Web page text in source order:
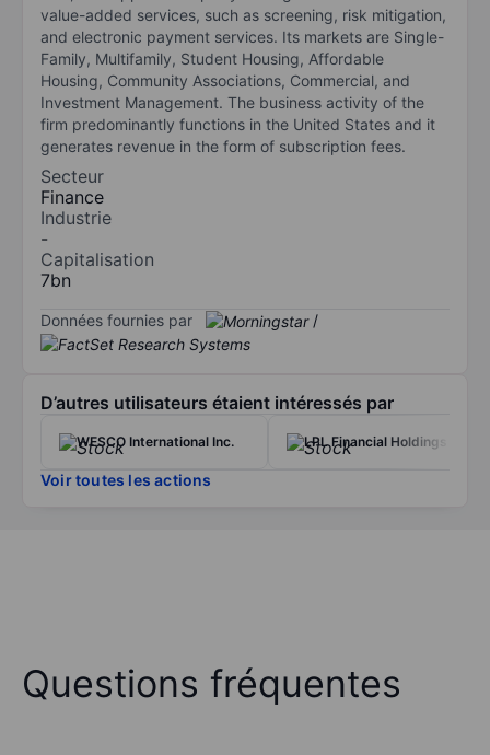
value-added services, such as screening, risk mitigation,
and electronic payment services. Its markets are Single-
Family, Multifamily, Student Housing, Affordable
Housing, Community Associations, Commercial, and
Investment Management. The business activity of the
firm predominantly functions in the United States and it
generates revenue in the form of subscription fees.
Secteur
Finance
Industrie
-
Capitalisation
7bn
Données fournies par /
D’autres utilisateurs étaient intéressés par
WESCO International Inc. LPL Financial Holdings Inc.
Voir toutes les actions
Questions fréquentes